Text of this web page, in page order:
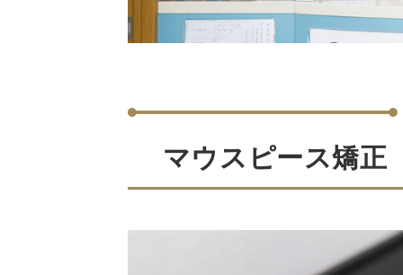
マウスピース矯正